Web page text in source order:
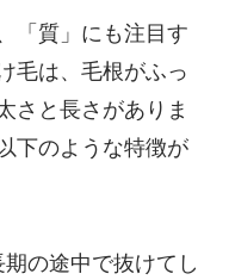
「質」にも注目す
毛は、毛根がふっ
さと長さがありま
下のような特徴が
の途中で抜けてし